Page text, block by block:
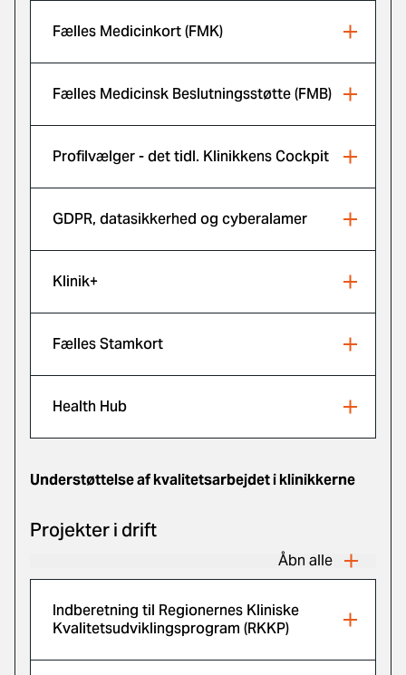
Fælles Medicinkort (FMK)
Fælles Medicinsk Beslutningsstøtte (FMB)
Profilvælger - det tidl. Klinikkens Cockpit
GDPR, datasikkerhed og cyberalamer
Klinik+
Fælles Stamkort
Health Hub
Understøttelse af kvalitetsarbejdet i klinikkerne
Projekter i drift
Åbn alle
Indberetning til Regionernes Kliniske
Kvalitetsudviklingsprogram (RKKP)